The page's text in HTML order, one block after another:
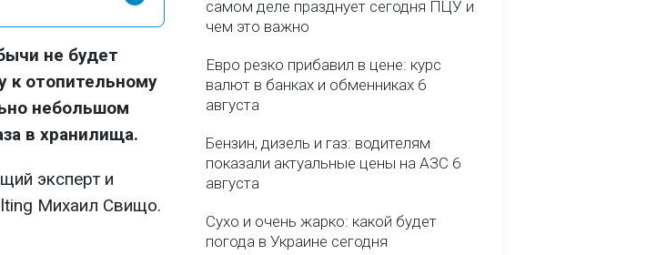
не будет
к отопительному
небольшом
в хранилища.
эксперт и
Михаил Свищо.
самом деле празднует сегодня ПЦУ и
чем это важно
Евро резко прибавил в цене: курс
валют в банках и обменниках 6
августа
Бензин, дизель и газ: водителям
показали актуальные цены на АЗС 6
августа
Сухо и очень жарко: какой будет
погода в Украине сегодня